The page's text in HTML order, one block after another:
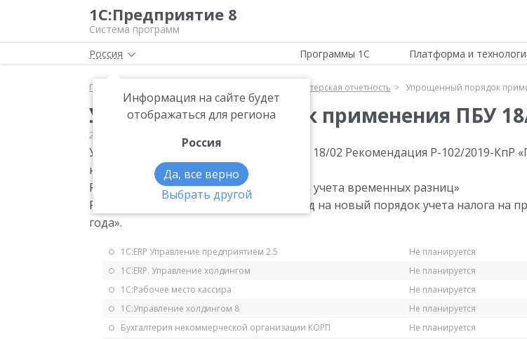
1С:Предприятие 8
Система программ
Россия
Информация на сайте будет
отображаться для региона
Россия
Да, все верно
Выбрать другой
Программы 1С Платформа и
Главная Бухгалтерская отчетность Упрощенный порядок
Упрощенный порядок применения ПБУ
27.11.2019
Упрощенный порядок применения ПБУ 18/02 Рекомендация Р-102/2019-КпР
налога на прибыль»
Рекомендация Р-109/2019-КпР «Регистр учета временных разниц»
Рекомендация Р-110/2019-КпР «Переход на новый порядок учета налога на
года».
1С:ERP Управление предприятием 2.5
Не планируется
1С:ERP. Управление холдингом
Не планируется
1С:Рабочее место кассира
Не планируется
1С:Управление холдингом 8
Не планируется
Бухгалтерия некоммерческой организации КОРП
Не планируется